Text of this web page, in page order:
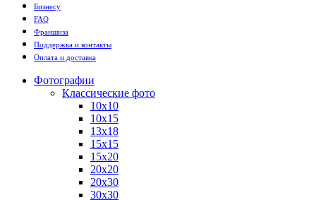
Бизнесу
FAQ
Франшиза
Поддержка и контакты
Оплата и доставка
Фотографии
Классические фото
10х10
10х15
13х18
15х15
15х20
20х20
20х30
30х30